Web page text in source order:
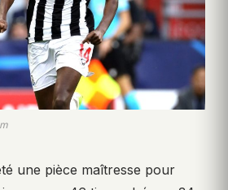
une pièce maîtresse pour